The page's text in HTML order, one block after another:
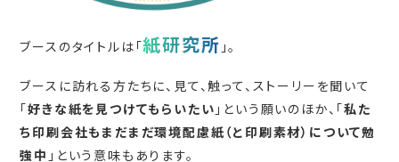
ブースのタイトルは「紙研究所 」。
ブースに訪れる方たちに、見て、触って、ストーリーを聞いて
「好きな紙を見つけてもらいたい 」という願いのほか、「私た
ち印刷会社もまだまだ環境配慮紙（と印刷素材）について勉
強中 」という意味もあります。